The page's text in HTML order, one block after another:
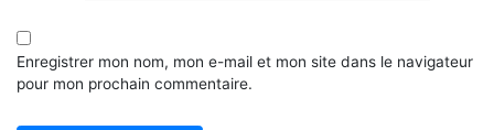
Enregistrer mon nom, mon e-mail et mon site dans le navigateur
pour mon prochain commentaire.